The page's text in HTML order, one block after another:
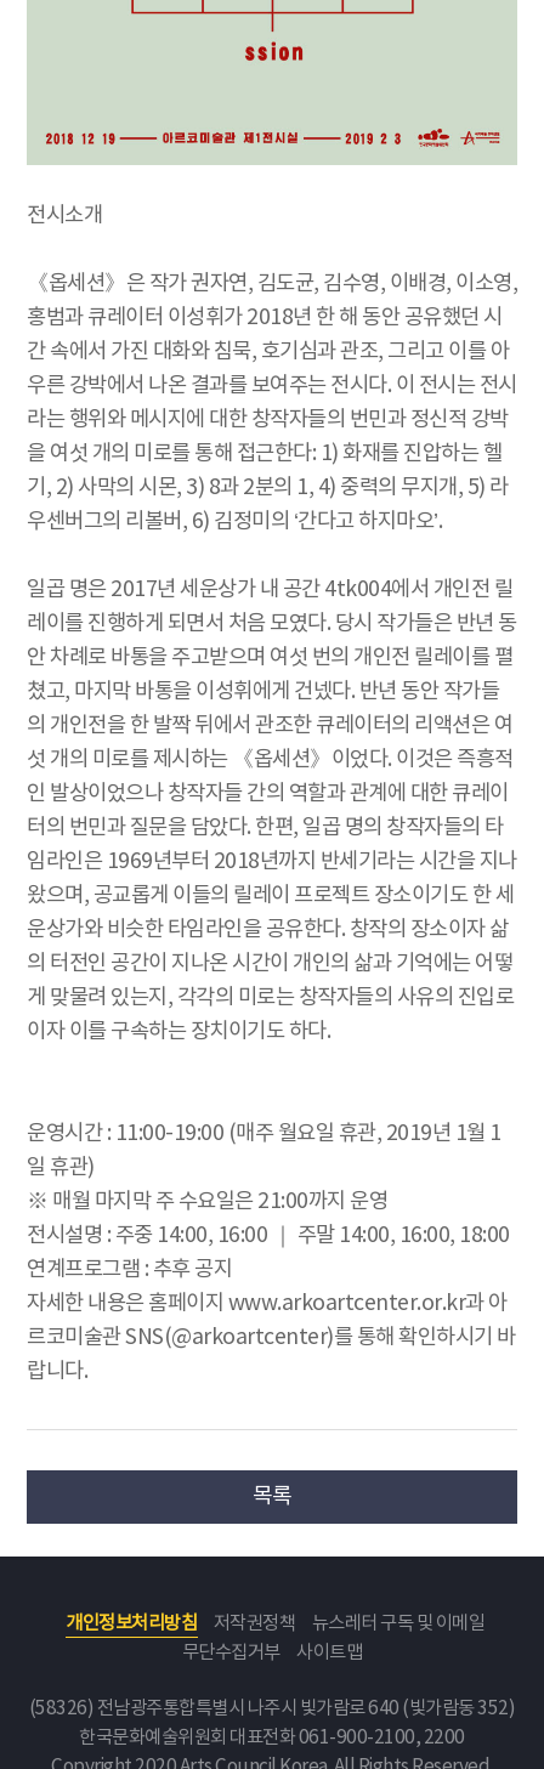
전시소개
《옵세션》은 작가 권자연, 김도균, 김수영, 이배경, 이소영,
홍범과 큐레이터 이성휘가 2018년 한 해 동안 공유했던 시
간 속에서 가진 대화와 침묵, 호기심과 관조, 그리고 이를 아
우른 강박에서 나온 결과를 보여주는 전시다. 이 전시는 전시
라는 행위와 메시지에 대한 창작자들의 번민과 정신적 강박
을 여섯 개의 미로를 통해 접근한다: 1) 화재를 진압하는 헬
기, 2) 사막의 시몬, 3) 8과 2분의 1, 4) 중력의 무지개, 5) 라
우센버그의 리볼버, 6) 김정미의 ‘간다고 하지마오’.
일곱 명은 2017년 세운상가 내 공간 4tk004에서 개인전 릴
레이를 진행하게 되면서 처음 모였다. 당시 작가들은 반년 동
안 차례로 바통을 주고받으며 여섯 번의 개인전 릴레이를 펼
쳤고, 마지막 바통을 이성휘에게 건넸다. 반년 동안 작가들
의 개인전을 한 발짝 뒤에서 관조한 큐레이터의 리액션은 여
섯 개의 미로를 제시하는 《옵세션》이었다. 이것은 즉흥적
인 발상이었으나 창작자들 간의 역할과 관계에 대한 큐레이
터의 번민과 질문을 담았다. 한편, 일곱 명의 창작자들의 타
임라인은 1969년부터 2018년까지 반세기라는 시간을 지나
왔으며, 공교롭게 이들의 릴레이 프로젝트 장소이기도 한 세
운상가와 비슷한 타임라인을 공유한다. 창작의 장소이자 삶
의 터전인 공간이 지나온 시간이 개인의 삶과 기억에는 어떻
게 맞물려 있는지, 각각의 미로는 창작자들의 사유의 진입로
이자 이를 구속하는 장치이기도 하다.
운영시간 : 11:00-19:00 (매주 월요일 휴관, 2019년 1월 1
일 휴관)
※ 매월 마지막 주 수요일은 21:00까지 운영
전시설명 : 주중 14:00, 16:00 ｜ 주말 14:00, 16:00, 18:00
연계프로그램 : 추후 공지
자세한 내용은 홈페이지 www.arkoartcenter.or.kr과 아
르코미술관 SNS(@arkoartcenter)를 통해 확인하시기 바
랍니다.
목록
개인정보처리방침 저작권정책
뉴스레터 구독 및 이메일
무단수집거부
사이트맵
(58326) 전남광주통합특별시 나주시 빛가람로 640 (빛가람동 352)
한국문화예술위원회 대표전화 061-900-2100, 2200